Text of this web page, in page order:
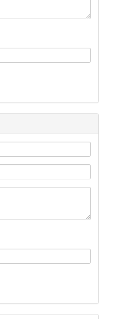
Подробнее >>
Подробнее >>
Подробнее >>